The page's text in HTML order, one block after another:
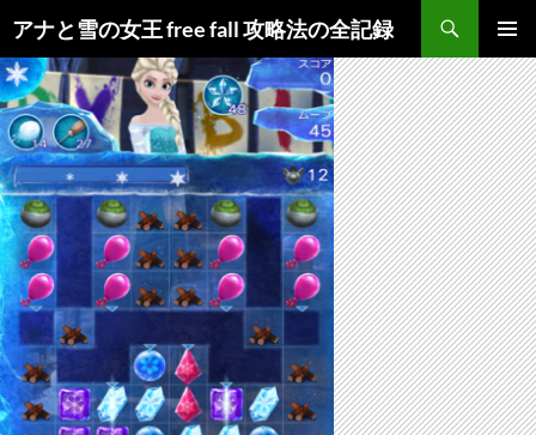
アナと雪の女王 free fall 攻略法の全記録
索
メインメ
ニュー
ン
テ
ン
ツ
へ
ス
キ
ッ
プ